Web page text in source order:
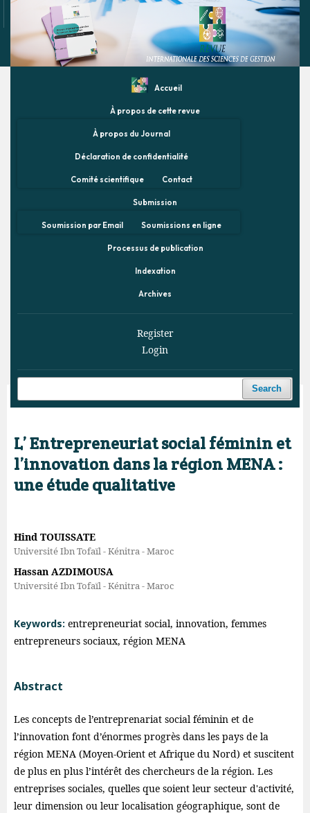
Accueil
À propos de cette revue
À propos du Journal
Déclaration de confidentialité
Comité scientifique Contact
Submission
Soumission par Email Soumissions en ligne
Processus de publication
Indexation
Archives
Register
Login
Search
Home / Archives / Vol. 3 No. 3 (2020) / Articles
L’ Entrepreneuriat social féminin et
l’innovation dans la région MENA :
une étude qualitative
Hind TOUISSATE
Université Ibn Tofaïl - Kénitra - Maroc
Hassan AZDIMOUSA
Université Ibn Tofaïl - Kénitra - Maroc
Keywords: entrepreneuriat social, innovation, femmes
entrepreneurs sociaux, région MENA
Abstract
Les concepts de l’entreprenariat social féminin et de
l’innovation font d’énormes progrès dans les pays de la
région MENA (Moyen-Orient et Afrique du Nord) et suscitent
de plus en plus l’intérêt des chercheurs de la région. Les
entreprises sociales, quelles que soient leur secteur d'activité,
leur dimension ou leur localisation géographique, sont de